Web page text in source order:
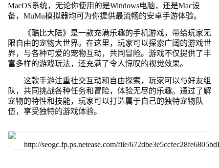
MacOS系统，无论你使用的是Windows电脑，还是Mac设
备，MuMu模拟器均可为你提供最流畅的安卓手游体验。
《酷比大陆》是一款充满乐趣的手机游戏，带给玩家无
限自由的宠物大世界。在这里，玩家可以探索广阔的游戏世
界，与各种可爱的宠物互动，共同冒险。游戏不仅提供了丰
富多样的游戏玩法，还充满了令人惊叹的视觉效果。
这款手游注重社交互动和自由探索，玩家可以与好友组
队，共同挑战各种任务和冒险，体验无尽的乐趣。通过了解
宠物的特性和技能，玩家可以打造属于自己的独特宠物队
伍，享受独特的游戏体验。